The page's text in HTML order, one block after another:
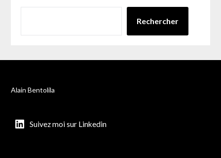
Rechercher
Alain Bentolila
Suivez moi sur Linkedin